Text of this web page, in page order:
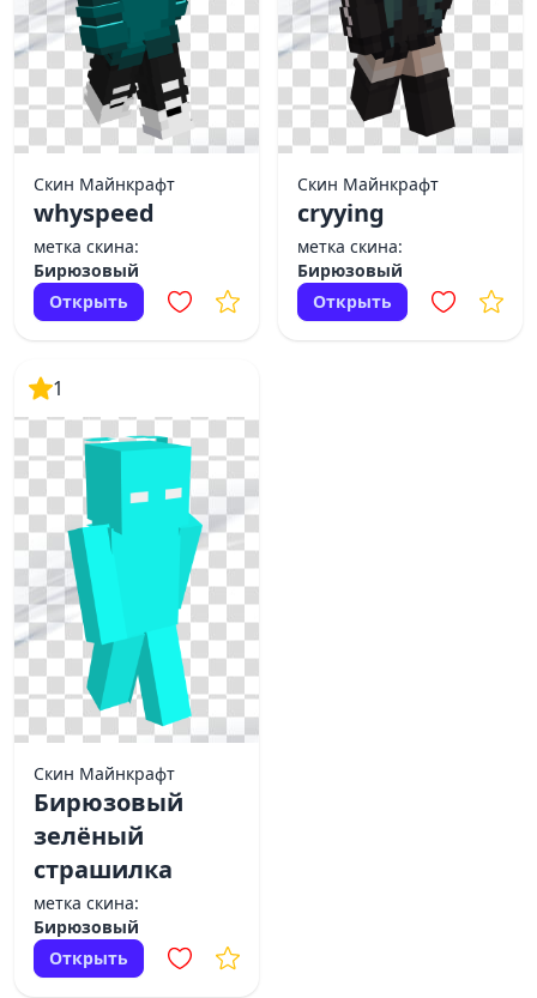
Скин Майнкрафт
whyspeed
метка скина:
Бирюзовый
Открыть
Скин Майнкрафт
cryying
метка скина:
Бирюзовый
Открыть
1
Скин Майнкрафт
Бирюзовый
зелёный
страшилка
метка скина:
Бирюзовый
Открыть